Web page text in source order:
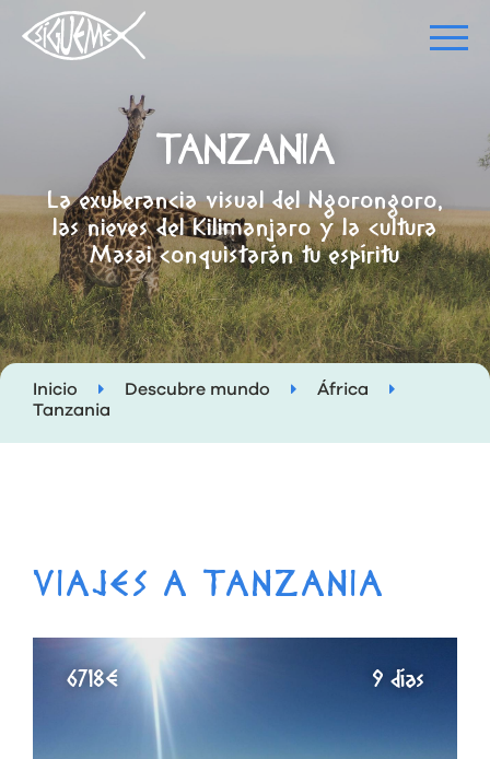
TANZANIA
La exuberancia visual del Ngorongoro,
las nieves del Kilimanjaro y la cultura
Masai conquistarán tu espíritu
Inicio Descubre mundo
África
Tanzania
VIAJES A TANZANIA
6718€ 9 días